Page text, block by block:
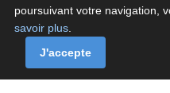
A propos
Politique de cookies de
poursuivant votre navigation,
savoir plus
J'accepte